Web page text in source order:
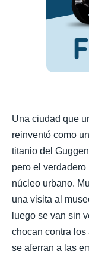
Una ciudad que
reinventó como
titanio del
pero el verdadero
núcleo urbano.
una visita al
luego se van sin
chocan contra
se aferran a las